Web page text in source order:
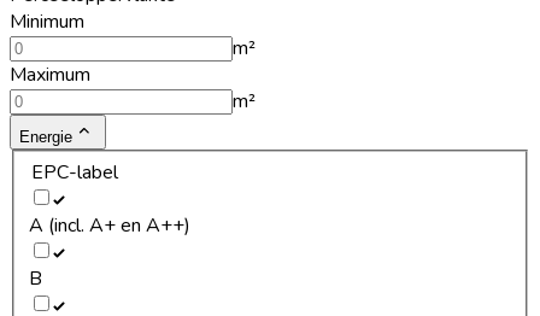
Minimum
m²
Maximum
m²
Energie
EPC-label
A (incl. A+ en A++)
B